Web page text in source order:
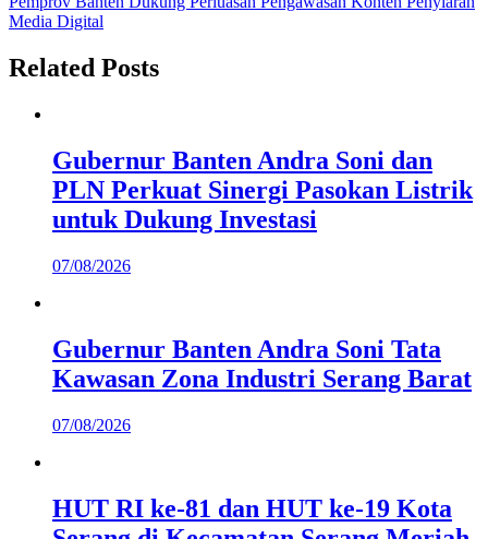
Media Digital
Related Posts
Gubernur Banten Andra Soni dan
PLN Perkuat Sinergi Pasokan Listrik
untuk Dukung Investasi
07/08/2026
Gubernur Banten Andra Soni Tata
Kawasan Zona Industri Serang Barat
07/08/2026
HUT RI ke-81 dan HUT ke-19 Kota